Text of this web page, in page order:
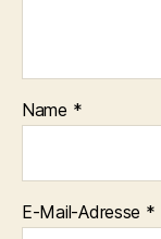
Name *
E-Mail-Adresse *